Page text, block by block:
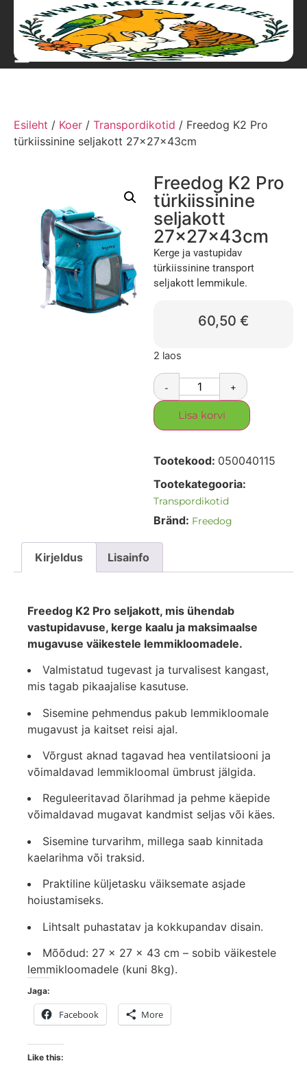
Esileht / Koer / Transpordikotid / Freedog K2 Pro
türkiissinine seljakott 27x27x43cm
Freedog K2 Pro
türkiissinine
seljakott
27x27x43cm
Kerge ja vastupidav
türkiissinine transport
seljakott lemmikule.
60,50 €
2 laos
- +
Lisa korvi
Tootekood: 050040115
Tootekategooria:
Transpordikotid
Bränd: Freedog
Kirjeldus Lisainfo
Freedog K2 Pro seljakott, mis ühendab
vastupidavuse, kerge kaalu ja maksimaalse
mugavuse väikestele lemmikloomadele.
Valmistatud tugevast ja turvalisest kangast,
mis tagab pikaajalise kasutuse.
Sisemine pehmendus pakub lemmikloomale
mugavust ja kaitset reisi ajal.
Võrgust aknad tagavad hea ventilatsiooni ja
võimaldavad lemmikloomal ümbrust jälgida.
Reguleeritavad õlarihmad ja pehme käepide
võimaldavad mugavat kandmist seljas või käes.
Sisemine turvarihm, millega saab kinnitada
kaelarihma või traksid.
Praktiline küljetasku väiksemate asjade
hoiustamiseks.
Lihtsalt puhastatav ja kokkupandav disain.
Mõõdud: 27 × 27 × 43 cm – sobib väikestele
lemmikloomadele (kuni 8kg).
Jaga:
Facebook More
Like this: